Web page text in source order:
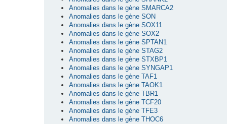
Anomalies dans le gène SMARCA2
Anomalies dans le gène SON
Anomalies dans le gène SOX11
Anomalies dans le gène SOX2
Anomalies dans le gène SPTAN1
Anomalies dans le gène STAG2
Anomalies dans le gène STXBP1
Anomalies dans le gène SYNGAP1
Anomalies dans le gène TAF1
Anomalies dans le gène TAOK1
Anomalies dans le gène TBR1
Anomalies dans le gène TCF20
Anomalies dans le gène TFE3
Anomalies dans le gène THOC6